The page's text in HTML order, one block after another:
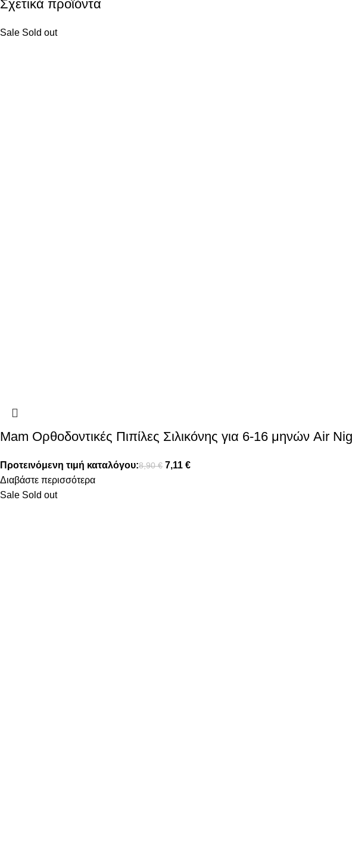
Σχετικά προϊόντα
Sale Sold out
Mam Ορθοδοντικές Πιπίλες Σιλικόνης για 6-16 μηνών Air
Προτεινόμενη τιμή καταλόγου:8,90€ 7,11 €
Διαβάστε περισσότερα
Sale Sold out